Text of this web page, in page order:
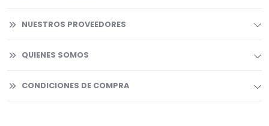
NUESTROS PROVEEDORES
QUIENES SOMOS
CONDICIONES DE COMPRA